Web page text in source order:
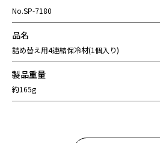
No.SP-7180
品名
詰め替え用4連結保冷材(1個入り)
製品重量
約165g